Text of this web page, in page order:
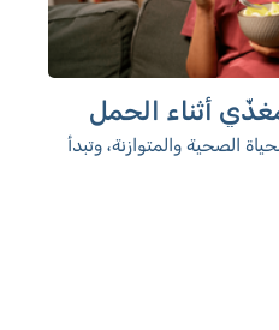
أثناء الحمل
الصحية والمتوازنة، وتبدأ